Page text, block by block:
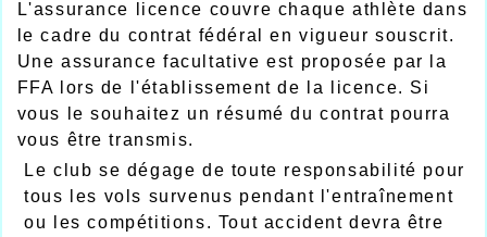
L'assurance licence couvre chaque athlète dans
le cadre du contrat fédéral en vigueur souscrit.
Une assurance facultative est proposée par la
FFA lors de l'établissement de la licence. Si
vous le souhaitez un résumé du contrat pourra
vous être transmis.
Le club se dégage de toute responsabilité pour
tous les vols survenus pendant l'entraînement
ou les compétitions. Tout accident devra être